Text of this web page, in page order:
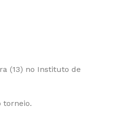
(13) no Instituto de
torneio.